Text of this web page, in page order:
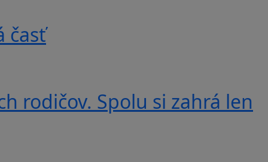
časť
rodičov. Spolu si zahrá len